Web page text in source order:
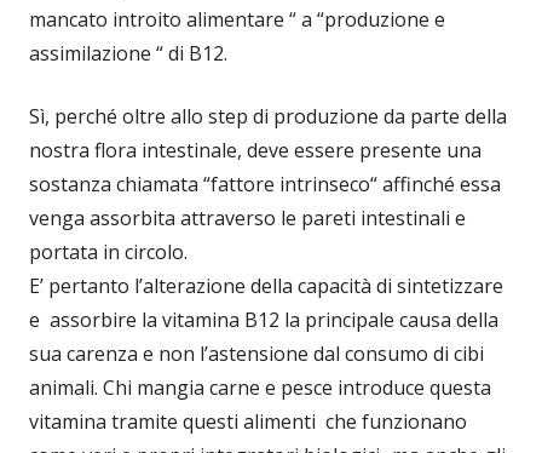
mancato introito alimentare “ a “produzione e
assimilazione “ di B12.
Sì, perché oltre allo step di produzione da parte della
nostra flora intestinale, deve essere presente una
sostanza chiamata “fattore intrinseco“ affinché essa
venga assorbita attraverso le pareti intestinali e
portata in circolo.
E’ pertanto l’alterazione della capacità di sintetizzare
e assorbire la vitamina B12 la principale causa della
sua carenza e non l’astensione dal consumo di cibi
animali. Chi mangia carne e pesce introduce questa
vitamina tramite questi alimenti che funzionano